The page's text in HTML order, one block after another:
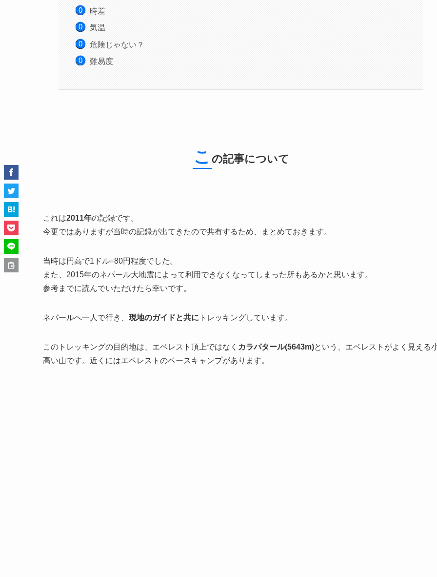
時差
気温
危険じゃない？
難易度
こ の記事について
これは2011年の記録です。
今更ではありますが当時の記録が出てきたので共有するため、まとめておきます。
当時は円高で1ドル=80円程度でした。
また、2015年のネパール大地震によって利用できなくなってしまった所もあるかと思います。
参考までに読んでいただけたら幸いです。
ネパールへ一人で行き、 現地のガイドと共に トレッキングしています。
このトレッキングの目的地は、エベレスト頂上ではなく カラパタール(5643m)という、エベレストがよく見える
高い山です。近くにはエベレストのベースキャンプがあります。